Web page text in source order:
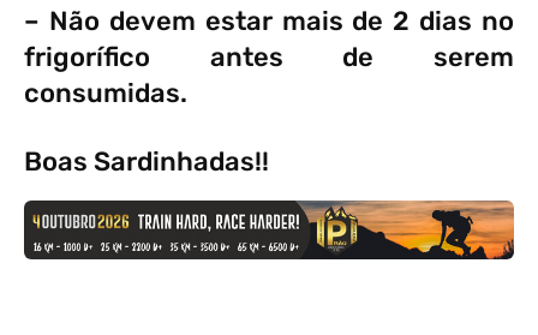
– Não devem estar mais de 2 dias no
frigorífico antes de serem
consumidas.
Boas Sardinhadas!!